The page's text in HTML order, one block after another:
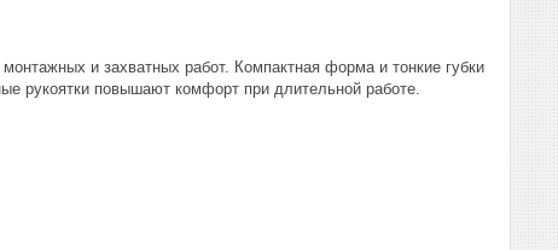
и захватных работ. Компактная форма и тонкие губки
рукоятки повышают комфорт при длительной работе.